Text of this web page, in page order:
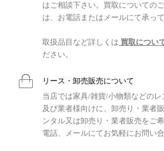
はご相談下さい。買取についての
は、お電話またはメールにて承って
取扱品目など詳しくは 買取につい
ださい。
リース・卸売販売について
当店では家具/雑貨/小物類などの
及び業者様向けに、卸売り・業者
ンタル又は卸売り・業者販売をご
電話、メールにてお気軽にお問い合